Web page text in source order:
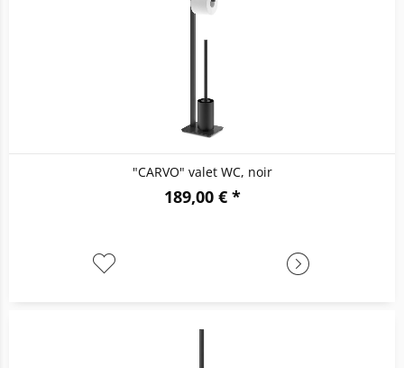
"CARVO" valet WC, noir
189,00 € *